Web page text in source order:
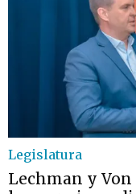
Legislatura
Lechman y